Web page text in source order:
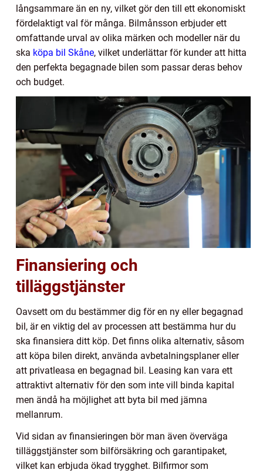
långsammare än en ny, vilket gör den till ett ekonomiskt
fördelaktigt val för många. Bilmånsson erbjuder ett
omfattande urval av olika märken och modeller när du
ska köpa bil Skåne, vilket underlättar för kunder att hitta
den perfekta begagnade bilen som passar deras behov
och budget.
Finansiering och
tilläggstjänster
Oavsett om du bestämmer dig för en ny eller begagnad
bil, är en viktig del av processen att bestämma hur du
ska finansiera ditt köp. Det finns olika alternativ, såsom
att köpa bilen direkt, använda avbetalningsplaner eller
att privatleasa en begagnad bil. Leasing kan vara ett
attraktivt alternativ för den som inte vill binda kapital
men ändå ha möjlighet att byta bil med jämna
mellanrum.
Vid sidan av finansieringen bör man även överväga
tilläggstjänster som bilförsäkring och garantipaket,
vilket kan erbjuda ökad trygghet. Bilfirmor som